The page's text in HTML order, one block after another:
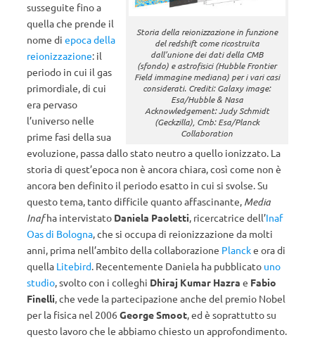
Storia della reionizzazione in funzione
del redshift come ricostruita
dall’unione dei dati della CMB
(sfondo) e astrofisici (Hubble Frontier
Field immagine mediana) per i vari casi
considerati. Crediti: Galaxy image:
Esa/Hubble & Nasa
Acknowledgement: Judy Schmidt
(Geckzilla), Cmb: Esa/Planck
Collaboration
susseguite fino a
quella che prende il
nome di epoca della
reionizzazione: il
periodo in cui il gas
primordiale, di cui
era pervaso
l’universo nelle
prime fasi della sua
evoluzione, passa dallo stato neutro a quello ionizzato. La
storia di quest’epoca non è ancora chiara, così come non è
ancora ben definito il periodo esatto in cui si svolse. Su
questo tema, tanto difficile quanto affascinante, Media
Inafha intervistato Daniela Paoletti, ricercatrice dell’Inaf
Oas di Bologna, che si occupa di reionizzazione da molti
anni, prima nell’ambito della collaborazione Plancke ora di
quella Litebird. Recentemente Daniela ha pubblicato uno
studio, svolto con i colleghi Dhiraj Kumar Hazra e Fabio
Finelli, che vede la partecipazione anche del premio Nobel
per la fisica nel 2006 George Smoot, ed è soprattutto su
questo lavoro che le abbiamo chiesto un approfondimento.